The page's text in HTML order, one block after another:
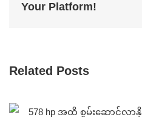
Your Platform!
Related Posts